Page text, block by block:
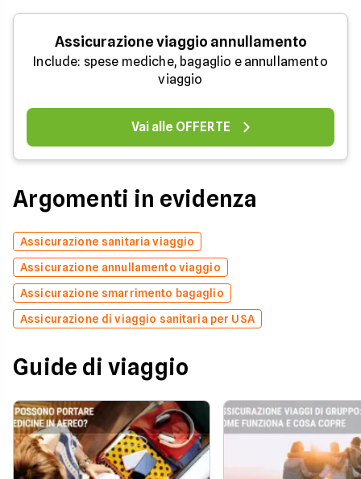
Assicurazione viaggio annullamento
Include: spese mediche, bagaglio e annullamento
viaggio
Vai alle OFFERTE
Argomenti in evidenza
Assicurazione sanitaria viaggio
Assicurazione annullamento viaggio
Assicurazione smarrimento bagaglio
Assicurazione di viaggio sanitaria per USA
Guide di viaggio